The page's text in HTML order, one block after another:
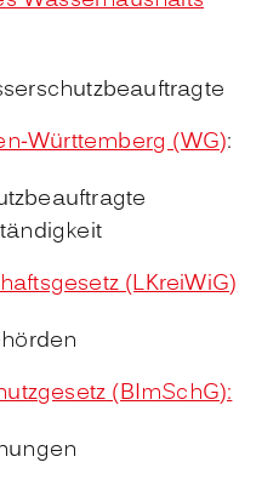
Württemberg (WG):
(LKreiWiG)
(BImSchG):